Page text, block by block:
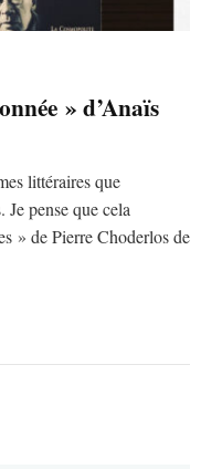
» d’Anaïs
littéraires que
pense que cela
» de Pierre Choderlos de